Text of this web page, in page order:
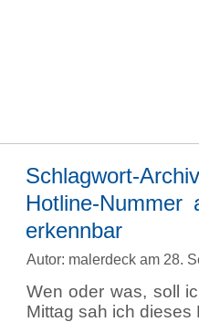
Schlagwort-
Hotline-
erkennbar
Autor: malerdeck am 28.
Wen oder was, soll
Mittag sah ich dieses